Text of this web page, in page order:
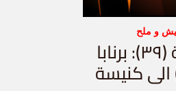
و ملح
أعمال الرسل- حلقة (٣٩): برنابا
كنيسة